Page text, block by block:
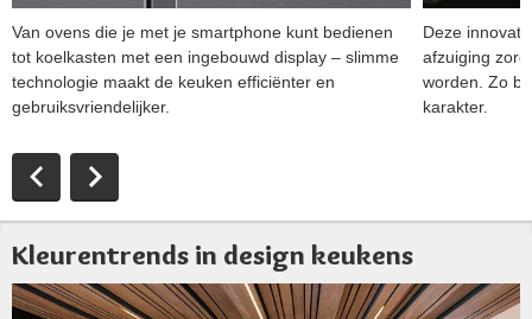
Van ovens die je met je smartphone kunt bedienen
tot koelkasten met een ingebouwd display – slimme
technologie maakt de keuken efficiënter en
gebruiksvriendelijker.
Deze
afzuiging
worden. Zo
karakter.
Kleurentrends in design keukens